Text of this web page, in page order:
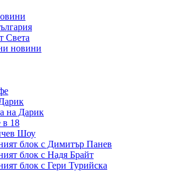
Света
новини
на Дарик
в 18
Шоу
блок с Димитър Панев
блок с Надя Брайт
блок с Гери Турийска